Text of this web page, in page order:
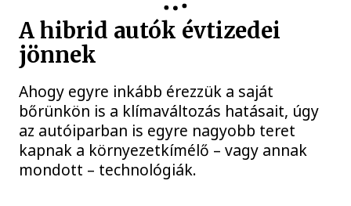
A hibrid autók évtizedei
jönnek
Ahogy egyre inkább érezzük a saját
bőrünkön is a klímaváltozás hatásait, úgy
az autóiparban is egyre nagyobb teret
kapnak a környezetkímélő – vagy annak
mondott – technológiák.